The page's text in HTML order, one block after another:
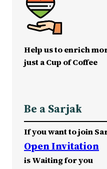
Help us to enrich
just a Cup of Coffee
Be a Sarjak
If you want to join
Open Invitation
is Waiting for you